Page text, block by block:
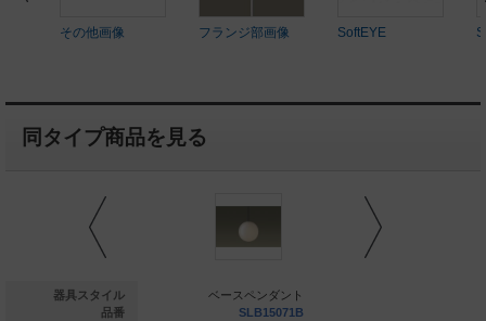
その他画像 フランジ部画像 SoftEYE
同タイプ商品を見る
器具スタイル
品番
スペンダント
ベースペンダント
SLB15071B